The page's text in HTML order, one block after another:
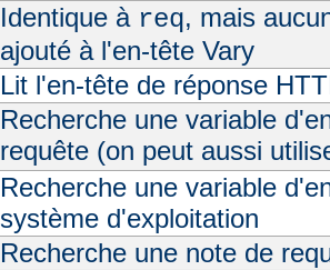
Identique à req, mais
ajouté à l'en-tête Vary
Lit l'en-tête de réponse
Recherche une variable
requête (on peut aussi
Recherche une variable
système d'exploitation
Recherche une note de